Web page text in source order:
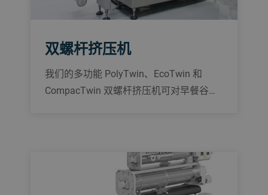
双螺杆挤压机
我们的多功能 PolyTwin、EcoTwin 和
CompacTwin 双螺杆挤压机可对早餐谷物